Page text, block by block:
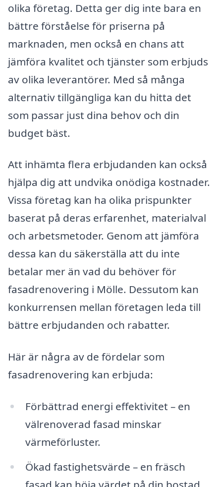
olika företag. Detta ger dig inte bara en
bättre förståelse för priserna på
marknaden, men också en chans att
jämföra kvalitet och tjänster som erbjuds
av olika leverantörer. Med så många
alternativ tillgängliga kan du hitta det
som passar just dina behov och din
budget bäst.
Att inhämta flera erbjudanden kan också
hjälpa dig att undvika onödiga kostnader.
Vissa företag kan ha olika prispunkter
baserat på deras erfarenhet, materialval
och arbetsmetoder. Genom att jämföra
dessa kan du säkerställa att du inte
betalar mer än vad du behöver för
fasadrenovering i Mölle. Dessutom kan
konkurrensen mellan företagen leda till
bättre erbjudanden och rabatter.
Här är några av de fördelar som
fasadrenovering kan erbjuda:
Förbättrad energi effektivitet – en
välrenoverad fasad minskar
värmeförluster.
Ökad fastighetsvärde – en fräsch